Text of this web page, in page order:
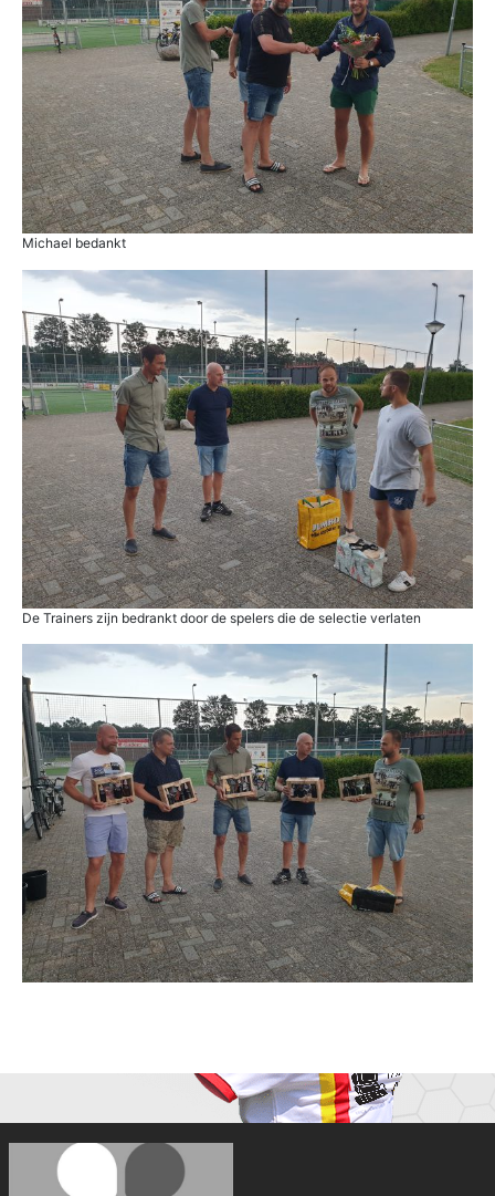
Michael bedankt
De Trainers zijn bedrankt door de spelers die de selectie verlaten